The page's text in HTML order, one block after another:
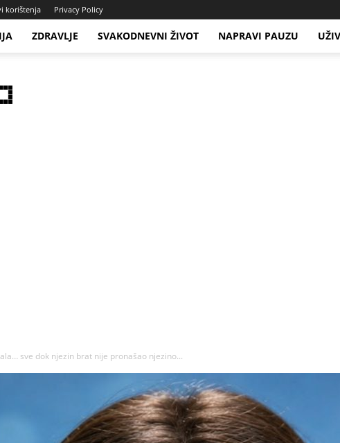
korištenja Privacy Policy
ZDRAVLJE SVAKODNEVNI ŽIVOT NAPRAVI PAUZU
sve dok njezin brat nije pronašao njezino...